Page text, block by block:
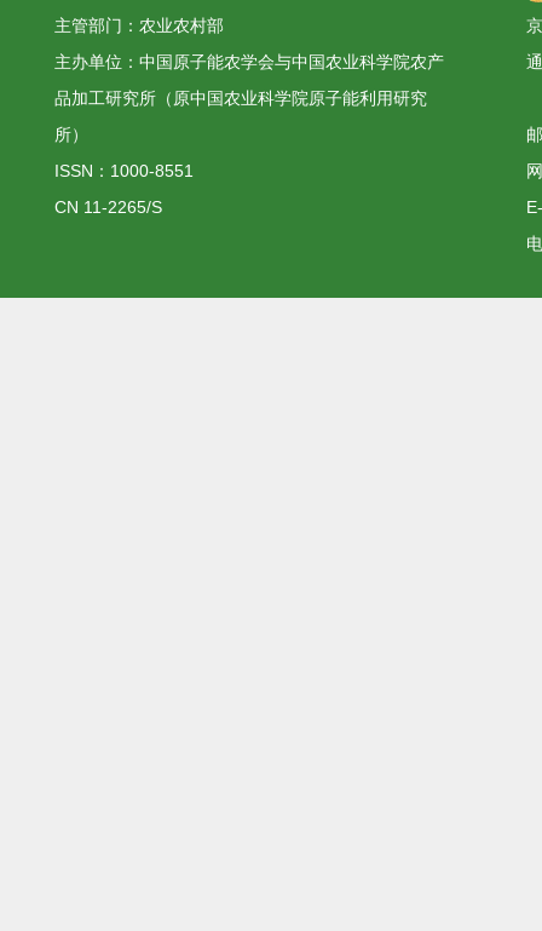
主管部门：农业农村部
主办单位：中国原子能农学会与中国农业科学院农产
品加工研究所（原中国农业科学院原子能利用研究
所）
ISSN：1000-8551
CN 11-2265/S